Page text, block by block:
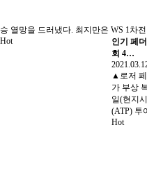
승 열망을 드러냈다. 최지만은 WS 1차
Hot
인기 페
회 4…
▲로저
가 부상
일(현지
(ATP) 투
Hot